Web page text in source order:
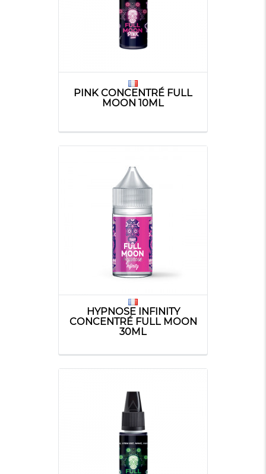
PINK CONCENTRÉ FULL
MOON 10ML
HYPNOSE INFINITY
CONCENTRÉ FULL MOON
30ML